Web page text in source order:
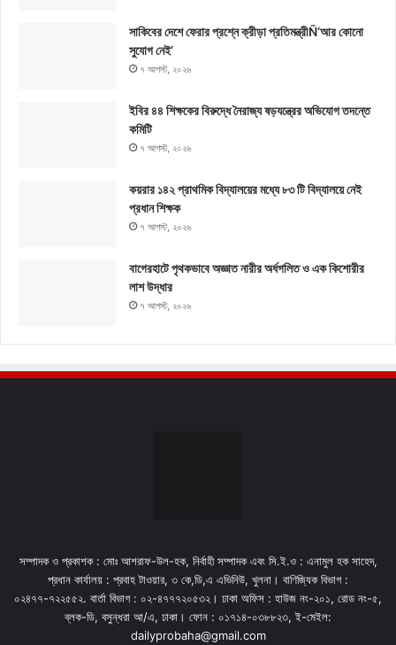
সাকিবের দেশে ফেরার প্রশ্নে ক্রীড়া প্রতিমন্ত্রীÑ‘আর কোনো
সুযোগ নেই’
৭ আগস্ট, ২০২৬
ইবির ৪৪ শিক্ষকের বিরুদ্ধে নৈরাজ্য ষড়যন্ত্রের অভিযোগ তদন্তে
কমিটি
৭ আগস্ট, ২০২৬
কয়রার ১৪২ প্রাথমিক বিদ্যালয়ের মধ্যে ৮৩ টি বিদ্যালয়ে নেই
প্রধান শিক্ষক
৭ আগস্ট, ২০২৬
বাগেরহাটে পৃথকভাবে অজ্ঞাত নারীর অর্ধগলিত ও এক কিশোরীর
লাশ উদ্ধার
৭ আগস্ট, ২০২৬
সম্পাদক ও প্রকাশক : মোঃ আশরাফ-উল-হক, নির্বাহী সম্পাদক এবং সি.ই.ও : এনামুল হক সাহেদ,
প্রধান কার্যালয় : প্রবাহ টাওয়ার, ৩ কে,ডি,এ এভিনিউ, খুলনা। বাণিজ্যিক বিভাগ :
০২৪৭৭-৭২২৫৫২. বার্তা বিভাগ : ০২-৪৭৭৭২০৫৩২। ঢাকা অফিস : হাউজ নং-২০১, রোড নং-৫,
ব্লক-ডি, বসুন্ধরা আ/এ, ঢাকা। ফোন : ০১৭১৪-০৩৮৮২৩, ই-মেইল:
dailyprobaha@gmail.com